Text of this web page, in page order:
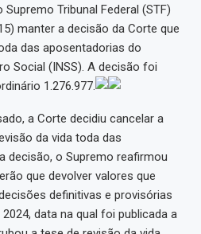
Tribunal Federal (STF)
manter a decisão da Corte que
das aposentadorias do
Social (INSS). A decisão foi
1.276.977.
a Corte decidiu cancelar a
da vida toda das
decisão, o Supremo reafirmou
que devolver valores que
definitivas e provisórias
data na qual foi publicada a